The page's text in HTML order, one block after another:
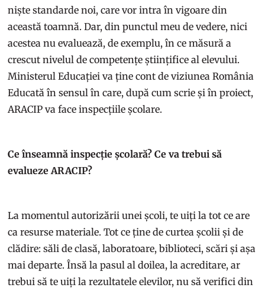
niște standarde noi, care vor intra în vigoare din
această toamnă. Dar, din punctul meu de vedere, nici
acestea nu evaluează, de exemplu, în ce măsură a
crescut nivelul de competențe științifice al elevului.
Ministerul Educației va ține cont de viziunea România
Educată în sensul în care, după cum scrie și în proiect,
ARACIP va face inspecțiile școlare.
Ce înseamnă inspecție școlară? Ce va trebui să
evalueze ARACIP?
La momentul autorizării unei școli, te uiți la tot ce are
ca resurse materiale. Tot ce ține de curtea școlii și de
clădire: săli de clasă, laboratoare, biblioteci, scări și așa
mai departe. Însă la pasul al doilea, la acreditare, ar
trebui să te uiți la rezultatele elevilor, nu să verifici din